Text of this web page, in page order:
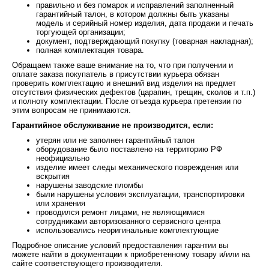
правильно и без помарок и исправлений заполненный
гарантийный талон, в котором должны быть указаны
модель и серийный номер изделия, дата продажи и печать
торгующей организации;
документ, подтверждающий покупку (товарная накладная);
полная комплектация товара.
Обращаем также ваше внимание на то, что при получении и
оплате заказа покупатель в присутствии курьера обязан
проверить комплектацию и внешний вид изделия на предмет
отсутствия физических дефектов (царапин, трещин, сколов и т.п.)
и полноту комплектации. После отъезда курьера претензии по
этим вопросам не принимаются.
Гарантийное обслуживание не производится, если:
утерян или не заполнен гарантийный талон
оборудование было поставлено на территорию РФ
неофициально
изделие имеет следы механического повреждения или
вскрытия
нарушены заводские пломбы
были нарушены условия эксплуатации, транспортировки
или хранения
проводился ремонт лицами, не являющимися
сотрудниками авторизованного сервисного центра
использовались неоригинальные комплектующие
Подробное описание условий предоставления гарантии вы
можете найти в документации к приобретенному товару и/или на
сайте соответствующего производителя.